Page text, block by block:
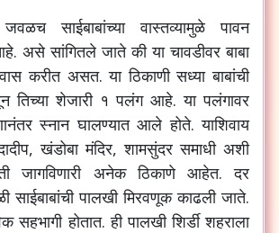
जवळच साईबाबांच्या वास्तव्यामुळे पावन
असे सांगितले जाते की या चावडीवर बाबा
करीत असत. या ठिकाणी सध्या बाबांची
तिच्या शेजारी १ पलंग आहे. या पलंगावर
स्नान घालण्यात आले होते. याशिवाय
खंडोबा मंदिर, शामसुंदर समाधी अशी
जागविणारी अनेक ठिकाणे आहेत. दर
साईबाबांची पालखी मिरवणूक काढली जाते.
सहभागी होतात. ही पालखी शिर्डी शहराला